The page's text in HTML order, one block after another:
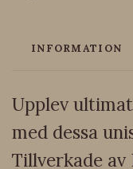
INFORMATION
Upplev
med dessa
Tillverkade av